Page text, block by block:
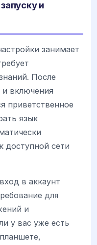
и
занимает
После
и включения
приветственное
язык
доступной сети
в аккаунт
для
и
у вас уже есть